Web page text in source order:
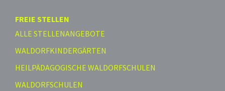
FREIE STELLEN
ALLE STELLENANGEBOTE
WALDORFKINDERGÄRTEN
HEILPÄDAGOGISCHE WALDORFSCHULEN
WALDORFSCHULEN